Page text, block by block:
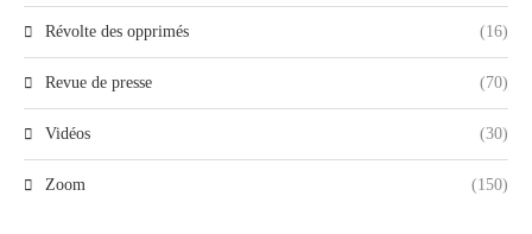
Révolte des opprimés (16)
Revue de presse (70)
Vidéos (30)
Zoom (150)